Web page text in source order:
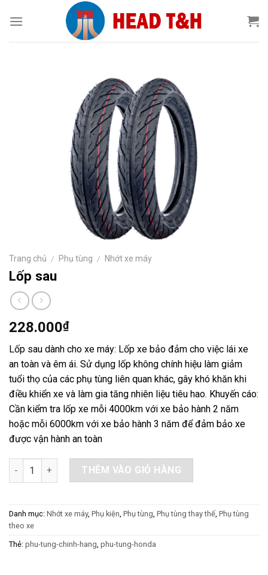
đến
Trang chủ / Phụ tùng / Nhớt xe máy
Lốp sau
228.000₫
Lốp sau dành cho xe máy: Lốp xe bảo đảm cho việc lái xe
an toàn và êm ái. Sử dụng lốp không chính hiệu làm giảm
tuổi thọ của các phụ tùng liên quan khác, gây khó khăn khi
điều khiển xe và làm gia tăng nhiên liệu tiêu hao. Khuyến cáo:
Cần kiểm tra lốp xe mỗi 4000km với xe bảo hành 2 năm
hoặc mỗi 6000km với xe bảo hành 3 năm để đảm bảo xe
được vận hành an toàn
Lốp sau số lượng THÊM VÀO GIỎ HÀNG
Danh mục: Nhớt xe máy, Phụ kiện, Phụ tùng, Phụ tùng thay thế, Phụ tùng
theo xe
Thẻ: phu-tung-chinh-hang, phu-tung-honda